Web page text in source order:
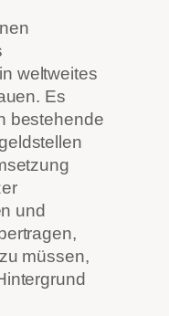
weltweites
Es
bestehende
und
müssen,